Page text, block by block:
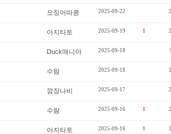
오징어따콩 2025-09-22
아지타토 2025-09-19 1
Duck매니아 2025-09-18
수람 2025-09-18
깜장나비 2025-09-17
수람 2025-09-16 1
아지타토 2025-09-16 1